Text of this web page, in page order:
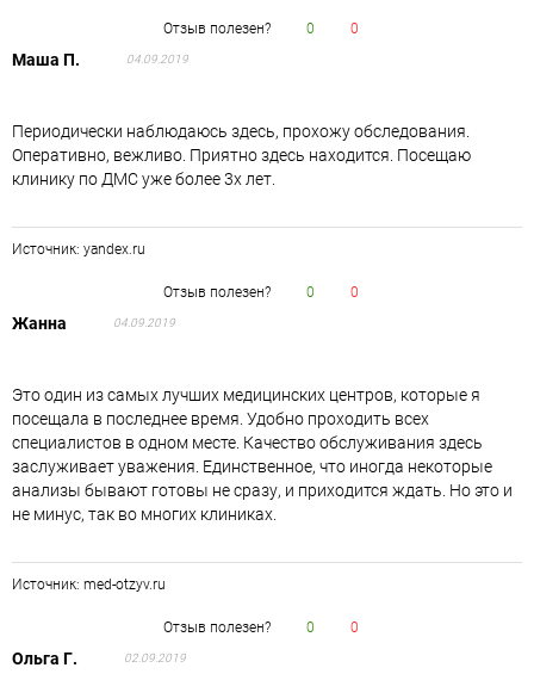
Отзыв полезен? 0 0
Маша П. 04.09.2019
Периодически наблюдаюсь здесь, прохожу обследования.
Оперативно, вежливо. Приятно здесь находится. Посещаю
клинику по ДМС уже более 3х лет.
Источник: yandex.ru
Отзыв полезен? 0 0
Жанна 04.09.2019
Это один из самых лучших медицинских центров, которые я
посещала в последнее время. Удобно проходить всех
специалистов в одном месте. Качество обслуживания здесь
заслуживает уважения. Единственное, что иногда некоторые
анализы бывают готовы не сразу, и приходится ждать. Но это и
не минус, так во многих клиниках.
Источник: med-otzyv.ru
Отзыв полезен? 0 0
Ольга Г. 02.09.2019